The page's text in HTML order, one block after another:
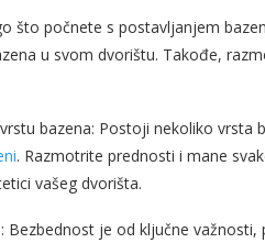
što počnete s postavljanjem
u svom dvorištu. Takođe,
bazena: Postoji nekoliko
. Razmotrite prednosti i mane
vašeg dvorišta.
Bezbednost je od ključne